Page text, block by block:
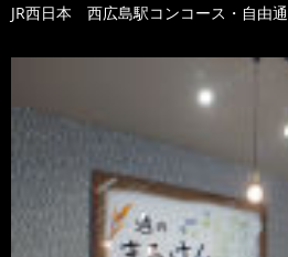
JR西日本 西広島駅コンコース・自由